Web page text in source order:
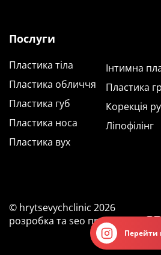
Перейти
Послуги
Пластика тіла
Пластика обличчя
Пластика губ
Пластика носа
Пластика вух
Інтимна
Пластика
Корекція
Ліпофілінг
© hrytsevychclinic 2026
розробка та seo просування